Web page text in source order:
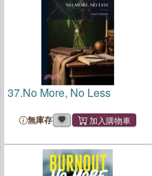
37.No More, No Less
無庫存